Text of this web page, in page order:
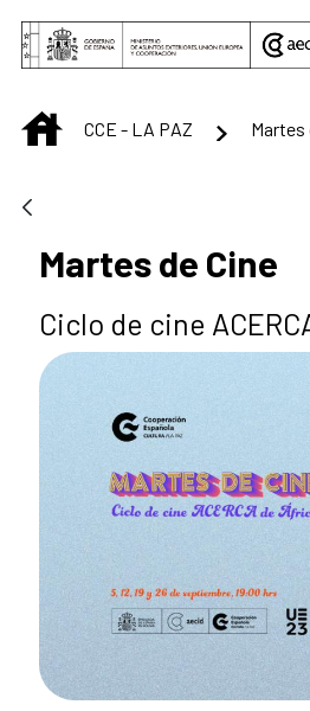
Saltar al contenido principal
INICIOCCE - LA PAZ Martes
Martes de Cine
Ciclo de cine